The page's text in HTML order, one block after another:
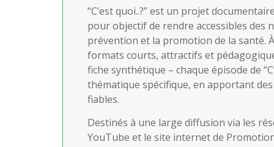
“C’est quoi..?” est un projet
pour objectif de rendre accessibles des
prévention et la promotion de la santé.
formats courts, attractifs et
fiche synthétique – chaque épisode de
thématique spécifique, en apportant
fiables.
Destinés à une large diffusion via les
YouTube et le site internet de